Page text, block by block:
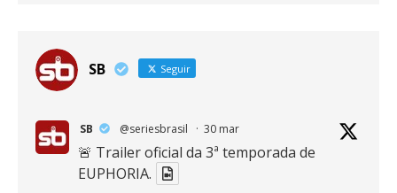
SB Seguir
SB @seriesbrasil · 30 mar
🚨 Trailer oficial da 3ª temporada de
EUPHORIA.